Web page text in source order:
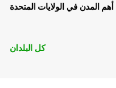
أهم المدن في الولايات المتحدة
كل البلدان